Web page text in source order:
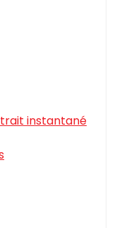
instantané